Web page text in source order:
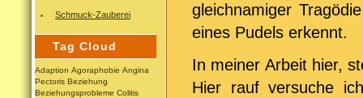
Schmuck-Zauberei
Tag Cloud
Adaption Agoraphobie Angina
Pectoris Beziehung
Beziehungsprobleme Colitis
gleichnamiger
eines Pudels erkennt.
In meiner Arbeit hier,
Hier rauf versuche